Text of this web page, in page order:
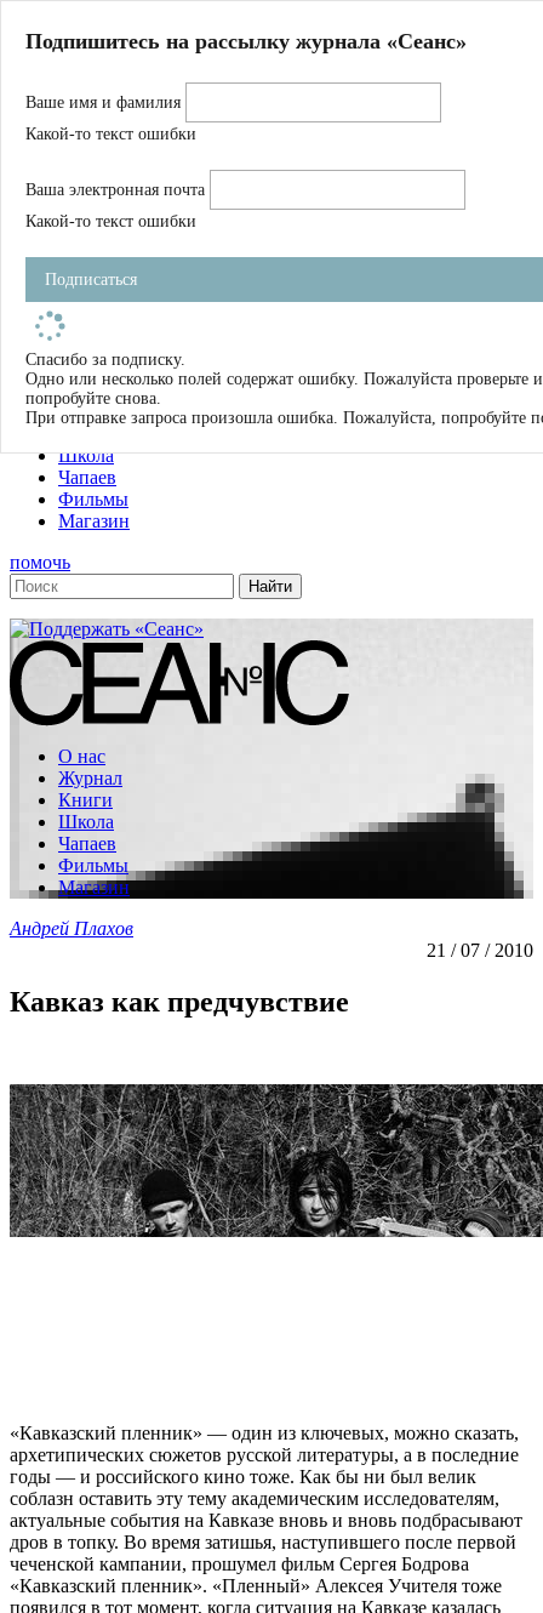
Магазин
Журнал
Школа
Устав
Фильмы
Имена
Тэги
О нас
Журнал
Книги
Школа
Чапаев
Фильмы
Магазин
помочь
О нас
Журнал
Книги
Школа
Чапаев
Фильмы
Магазин
Андрей Плахов
21 / 07 / 2010
Кавказ как предчувствие
«Кавказский пленник» — один из ключевых, можно сказать,
архетипических сюжетов русской литературы, а в последние
годы — и российского кино тоже. Как бы ни был велик
соблазн оставить эту тему академическим исследователям,
актуальные события на Кавказе вновь и вновь подбрасывают
дров в топку. Во время затишья, наступившего после первой
чеченской кампании, прошумел фильм Сергея Бодрова
«Кавказский пленник». «Пленный» Алексея Учителя тоже
появился в тот момент, когда ситуация на Кавказе казалась
Подпишитесь на рассылку журнала «Сеанс»
Ваше имя и фамилия
Какой-то текст ошибки
Ваша электронная почта
Какой-то текст ошибки
Подписаться
Спасибо за подписку.
Одно или несколько полей содержат ошибку. Пожалуйста проверьте и
попробуйте снова.
При отправке запроса произошла ошибка. Пожалуйста, попробуйте